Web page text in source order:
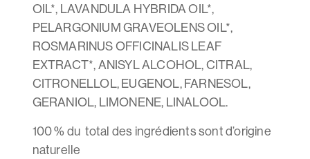
OIL*, LAVANDULA HYBRIDA OIL*,
PELARGONIUM GRAVEOLENS OIL*,
ROSMARINUS OFFICINALIS LEAF
EXTRACT*, ANISYL ALCOHOL, CITRAL,
CITRONELLOL, EUGENOL, FARNESOL,
GERANIOL, LIMONENE, LINALOOL.
100 % du total des ingrédients sont d’origine
naturelle